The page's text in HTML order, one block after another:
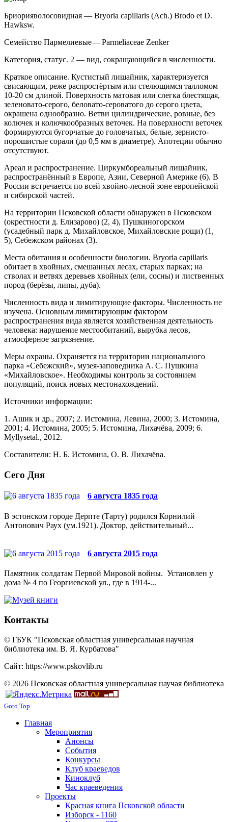
Бриорияволосовидная — Bryoria capillaris (Ach.) Brodo et D.
Hawksw.
Семейство Пармелиевые— Parmeliaceae Zenker
Категория, статус. 2 — вид, сокращающийся в численности.
Краткое описание. Кустистый лишайник, ха­рактеризуется
свисающим, реже распростёртым или стелющимся талломом
10-20 см длиной. Поверх­ность матовая или слегка блестящая,
зеленовато-се­рого, беловато-сероватого до серого цвета,
окрашена однообразно. Ветви цилиндрические, ровные, без
ко­лючек и колючкообразных веточек. На поверхности веточек
формируются бугорчатые до головчатых, бе­лые, зернисто-
порошистые сорали (до 0,5 мм в диа­метре). Апотеции обычно
отсутствуют.
Ареал и распространение. Циркумбореальный лишайник,
распространённый в Европе, Азии, Северной Америке (6). В
России встречается по всей хвойно-лесной зоне европейской
и сибирской частей.
На территории Псковской области обнаружен в Псковском
(окрестности д. Елизарово) (2, 4), Пушкиногорском
(усадебный парк д. Михайловское, Ми­хайловские рощи) (1,
5), Себежском районах (3).
Места обитания и особенности биологии. Bryoria capillaris
обитает в хвойных, смешанных лесах, старых парках; на
стволах и ветвях деревьев хвойных (ели, сосны) и лиственных
пород (берёзы, липы, дуба).
Численность вида и лимитирующие фак­торы. Численность не
изучена. Основным лимити­рующим фактором
распространения вида является хозяйственная деятельность
человека: нарушение местообитаний, вырубка лесов,
атмосферное загряз­нение.
Меры охраны. Охраняется на территории на­ционального
парка «Себежский», музея-заповедника А. С. Пушкина
«Михайловское». Необходимы кон­троль за состоянием
популяций, поиск новых место­нахождений.
Источники информации:
1. Ашик и др., 2007; 2. Истомина, Левина, 2000; 3. Истомина,
2001; 4. Истомина, 2005; 5. Истомина, Лиха­чёва, 2009; 6.
Myllysetal., 2012.
Составители: Н. Б. Истомина, О. В. Лихачёва.
Сего Дня
6 августа 1835 года
В эстонском городе Дерпте (Тарту) родился Корнилий
Антонович Раух (ум.1921). Доктор, действительный...
6 августа 2015 года
Памятник солдатам Первой Мировой войны. Установлен у
дома № 4 по Георгиевской ул., где в 1914-...
Контакты
© ГБУК "Псковская областная универсальная научная
библиотека им. В. Я. Курбатова"
Сайт: https://www.pskovlib.ru
© 2026 Псковская областная универсальная научая библиотека
Goto Top
Главная
Мероприятия
Анонсы
События
Конкурсы
Клуб краеведов
Киноклуб
Час краеведения
Проекты
Красная книга Псковской области
Изборск - 1160